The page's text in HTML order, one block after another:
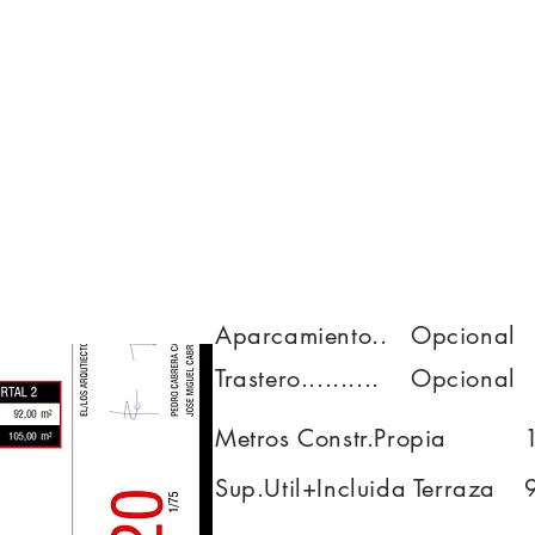
Aparcamiento..
Opcional
Trastero..........
Opcional
Metros Constr.Propia
Sup.Util+Incluida Terraza